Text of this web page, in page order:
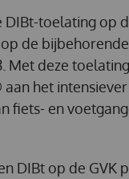
toelating op
de
Met deze
het
fiets- en
DIBt op de GVK